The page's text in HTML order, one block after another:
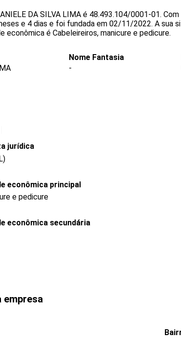
DA SILVA LIMA é 48.493.104/0001-01. Com
e 4 dias e foi fundada em 02/11/2022. A sua
econômica é Cabeleireiros, manicure e pedicure.
Nome Fantasia
-
jurídica
econômica principal
e pedicure
econômica secundária
empresa